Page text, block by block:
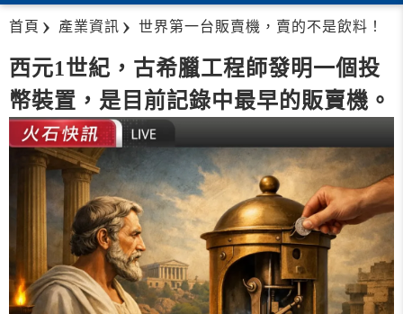
首頁 產業資訊 世界第一台販賣機，賣的不是飲料！
西元1世紀，古希臘工程師發明一個投
幣裝置，是目前記錄中最早的販賣機。